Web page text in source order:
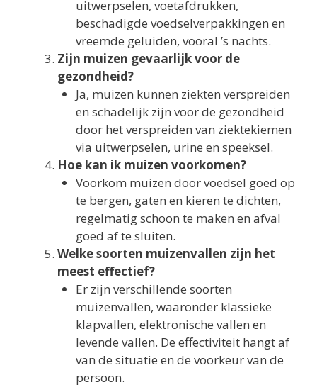
uitwerpselen, voetafdrukken,
beschadigde voedselverpakkingen en
vreemde geluiden, vooral ’s nachts.
Zijn muizen gevaarlijk voor de
gezondheid?
Ja, muizen kunnen ziekten verspreiden
en schadelijk zijn voor de gezondheid
door het verspreiden van ziektekiemen
via uitwerpselen, urine en speeksel.
Hoe kan ik muizen voorkomen?
Voorkom muizen door voedsel goed op
te bergen, gaten en kieren te dichten,
regelmatig schoon te maken en afval
goed af te sluiten.
Welke soorten muizenvallen zijn het
meest effectief?
Er zijn verschillende soorten
muizenvallen, waaronder klassieke
klapvallen, elektronische vallen en
levende vallen. De effectiviteit hangt af
van de situatie en de voorkeur van de
persoon.